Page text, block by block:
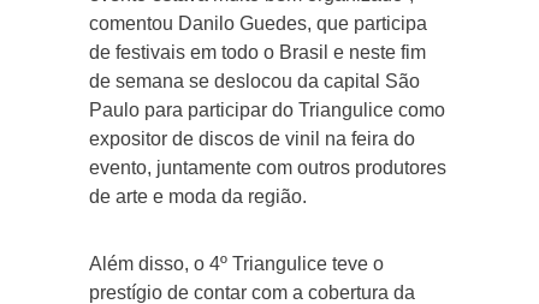
comentou Danilo Guedes, que participa
de festivais em todo o Brasil e neste fim
de semana se deslocou da capital São
Paulo para participar do Triangulice como
expositor de discos de vinil na feira do
evento, juntamente com outros produtores
de arte e moda da região.
Além disso, o 4º Triangulice teve o
prestígio de contar com a cobertura da